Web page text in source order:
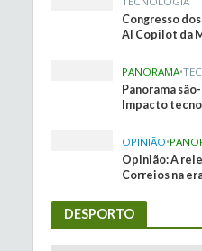
Congresso
AI Copilot da
PANORAMA•
Panorama
Impacto
OPINIÃO•
Opinião: A
Correios na
DESPORTO